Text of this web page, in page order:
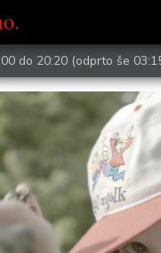
do 20:20 (odprto še